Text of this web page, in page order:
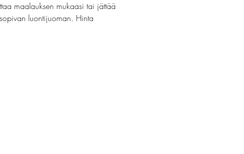
maalauksen mukaasi tai jättää
luontijuoman. Hinta